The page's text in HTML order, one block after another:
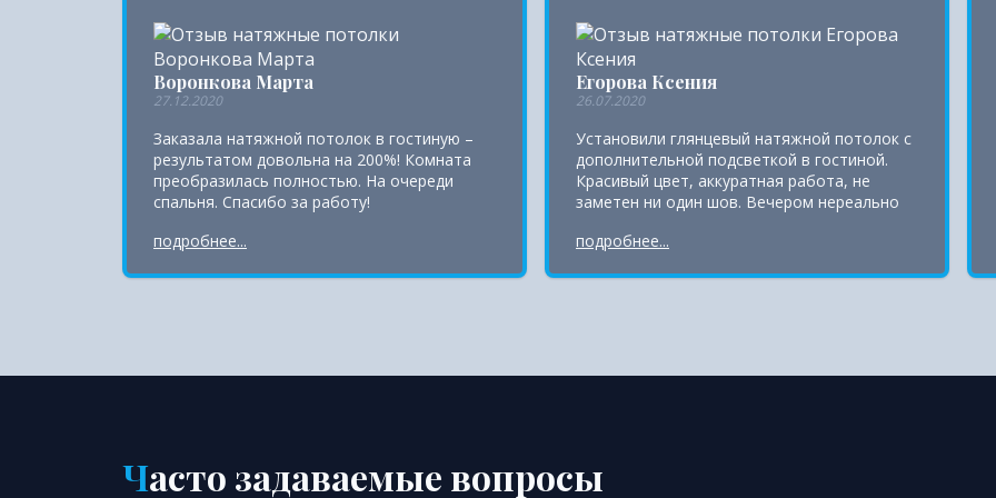
Воронкова Марта
27.12.2020
Заказала натяжной потолок в гостиную –
результатом довольна на 200%! Комната
преобразилась полностью. На очереди
спальня. Спасибо за работу!
подробнее...
Егорова Ксения
26.07.2020
Установили глянцевый натяжной потолок с
дополнительной подсветкой в гостиной.
Красивый цвет, аккуратная работа, не
заметен ни один шов. Вечером нереально
подробнее...
Часто задаваемые вопросы